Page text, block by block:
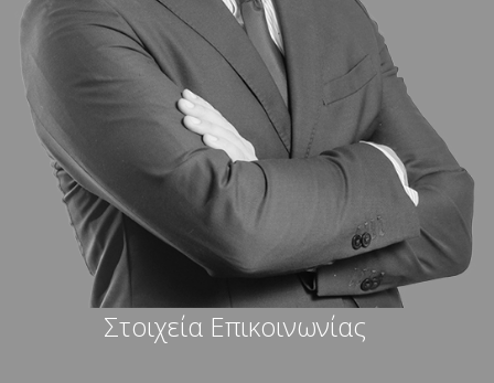
Στοιχεία Επικοινωνίας